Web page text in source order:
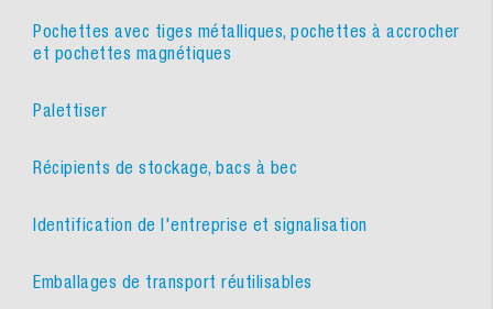
Pochettes avec tiges métalliques, pochettes à accrocher
et pochettes magnétiques
Palettiser
Récipients de stockage, bacs à bec
Identification de l'entreprise et signalisation
Emballages de transport réutilisables